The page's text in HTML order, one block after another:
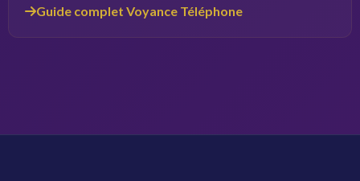
Guide complet Voyance Téléphone